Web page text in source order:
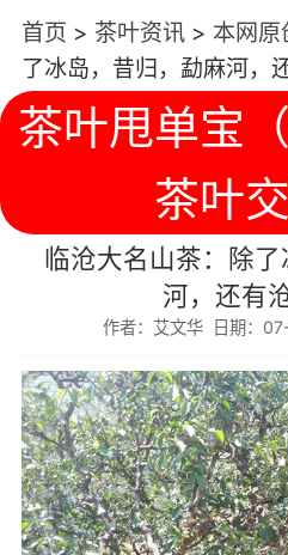
首页 > 茶叶资讯> 本网原
了冰岛，昔归，勐麻河，
茶叶甩单宝
茶叶交
临沧大名山茶：除
河，还有
作者：艾文华 日期：